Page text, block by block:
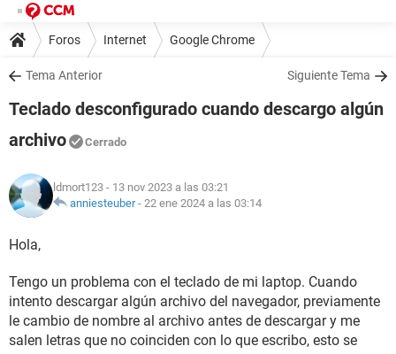
Foros Internet Google Chrome
Tema Anterior Siguiente Tema
Teclado desconfigurado cuando descargo algún
archivo
Cerrado
ldmort123 - 13 nov 2023 a las 03:21
anniesteuber- 22 ene 2024 a las 03:14
Hola,
Tengo un problema con el teclado de mi laptop. Cuando
intento descargar algún archivo del navegador, previamente
le cambio de nombre al archivo antes de descargar y me
salen letras que no coinciden con lo que escribo, esto se